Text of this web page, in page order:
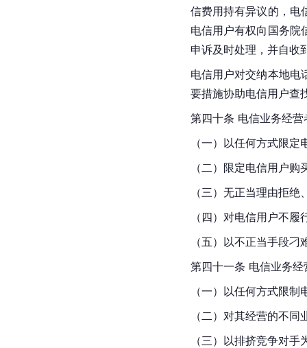
信费用持有异议的，电
电信用户有权向国务院
申诉及时处理，并自收
电信用户对交纳本地电
要措施协助电信用户查
第四十条 电信业务经
（一）以任何方式限
（二）限定电信用户
（三）无正当理由拒
（四）对电信用户不
（五）以不正当手段
第四十一条 电信业务
（一）以任何方式限
（二）对其经营的不
（三）以排挤竞争对